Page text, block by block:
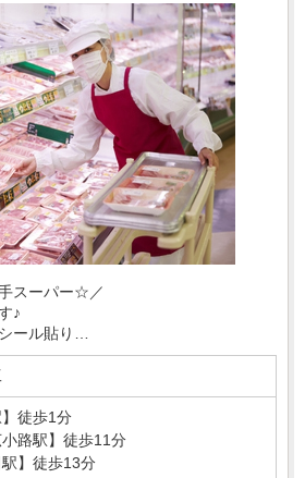
スーパー☆／
♪
ール貼り
おまかせします＊
ので、
ごとしたい方に・・・
】徒歩1分
小路駅】徒歩11分
田駅】徒歩13分